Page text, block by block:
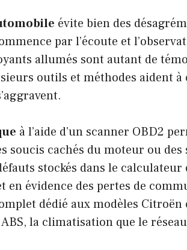
évite bien des
par l’écoute et
allumés sont autant de
outils et méthodes aident à
à l’aide d’un scanner OBD2
soucis cachés du moteur ou des
stockés dans le
en évidence des pertes de
dédié aux modèles Citroën
la climatisation que le